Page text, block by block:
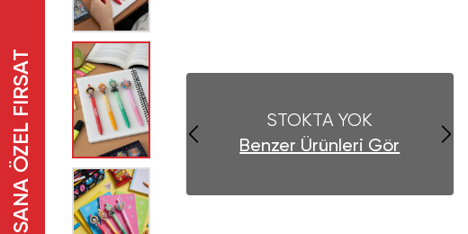
SANA ÖZEL FIRSAT STOKTA YOK
Benzer Ürünleri Gör